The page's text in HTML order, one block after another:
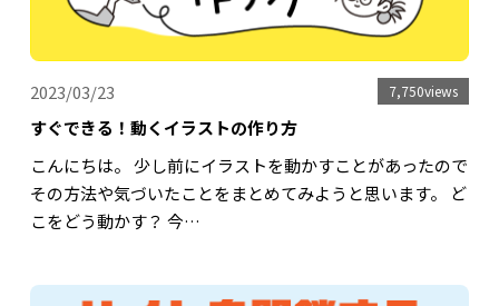
すぐできる！動くイラストの作り方
2023/03/23 7,750views
こんにちは。 少し前にイラストを動かすことがあったので
その方法や気づいたことをまとめてみようと思います。 ど
こをどう動かす？ 今…